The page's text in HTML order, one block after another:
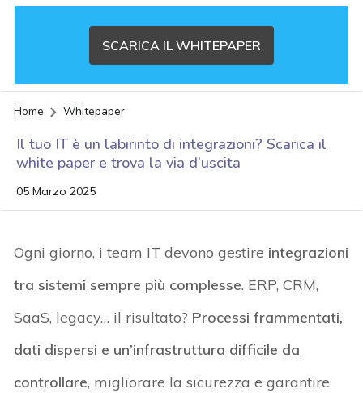
SCARICA IL WHITEPAPER
Home Whitepaper
Il tuo IT è un labirinto di integrazioni? Scarica il
white paper e trova la via d’uscita
05 Marzo 2025
Ogni giorno, i team IT devono gestire integrazioni
tra sistemi sempre più complesse. ERP, CRM,
SaaS, legacy… il risultato? Processi frammentati,
dati dispersi e un’infrastruttura difficile da
controllare, migliorare la sicurezza e garantire